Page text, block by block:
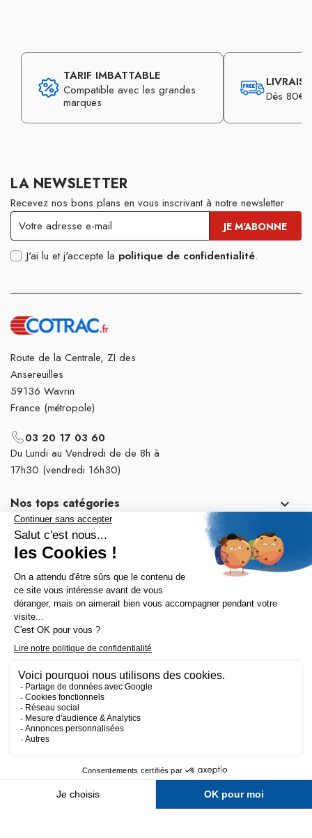
TARIF IMBATTABLE
Compatible avec les grandes
marques
Dès 80€
LA NEWSLETTER
Recevez nos bons plans en vous inscrivant à notre newsletter
J'ai lu et j'accepte la politique de confidentialité.
Route de la Centrale, ZI des
Ansereuilles
59136 Wavrin
France (métropole)
03 20 17 03 60
Du Lundi au Vendredi de de 8h à
17h30 (vendredi 16h30)
Nos tops catégories 
Notre société 
Fait avec 💛 par l’agence Wapiti
Politique de confidentialité